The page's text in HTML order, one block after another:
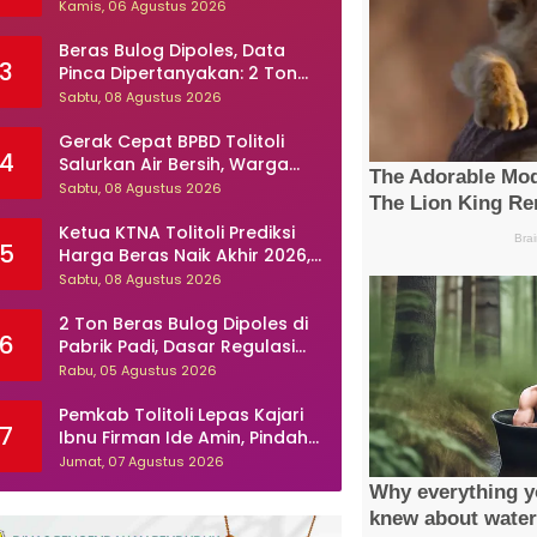
Tuai Sorotan
Kamis, 06 Agustus 2026
3
Beras Bulog Dipoles, Data
Pinca Dipertanyakan: 2 Ton
atau 286 Ton?
Sabtu, 08 Agustus 2026
Gerak Cepat BPBD Tolitoli
Salurkan Air Bersih, Warga
Desa Kapas Hampir Sebulan
Sabtu, 08 Agustus 2026
Ketua KTNA Tolitoli Prediksi
Harga Beras Naik Akhir 2026,
Desak Pemkab Percepat
Sabtu, 08 Agustus 2026
2 Ton Beras Bulog Dipoles di
Pabrik Padi, Dasar Regulasi
Dipertanyakan
Rabu, 05 Agustus 2026
7
Pemkab Tolitoli Lepas Kajari
Ibnu Firman Ide Amin, Pindah
Tugas ke Lampung Selatan
Jumat, 07 Agustus 2026